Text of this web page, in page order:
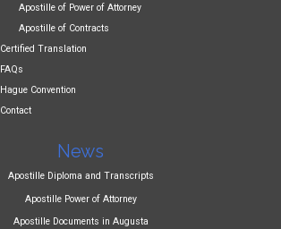
Apostille of Power of Attorney
Apostille of Contracts
Certified Translation
FAQs
Hague Convention
Contact
News
Apostille Diploma and Transcripts
Apostille Power of Attorney
Apostille Documents in Augusta